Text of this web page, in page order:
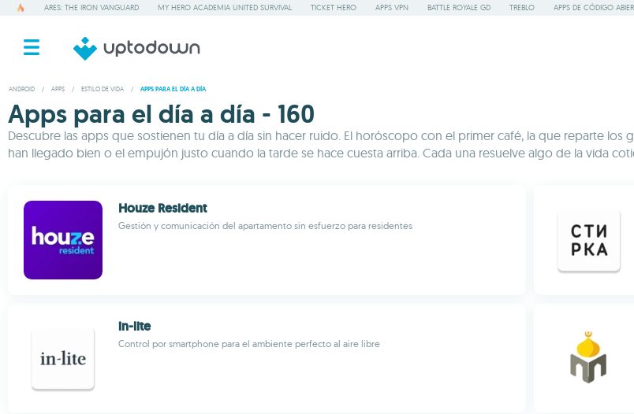
ARES: THE IRON VANGUARD MY HERO ACADEMIA UNITED SURVIVAL TICKET HERO APPS VPN BATTLE ROYALE GD TREBLO APPS DE CÓDIGO
ANDROID / APPS / ESTILO DE VIDA / APPS PARA EL DÍA A DÍA
Apps para el día a día - 160
Descubre las apps que sostienen tu día a día sin hacer ruido. El horóscopo con el primer café, la que reparte
han llegado bien o el empujón justo cuando la tarde se hace cuesta arriba. Cada una resuelve algo de la vida
Houze Resident
Gestión y comunicación del apartamento sin esfuerzo para residentes
in-lite
Control por smartphone para el ambiente perfecto al aire libre